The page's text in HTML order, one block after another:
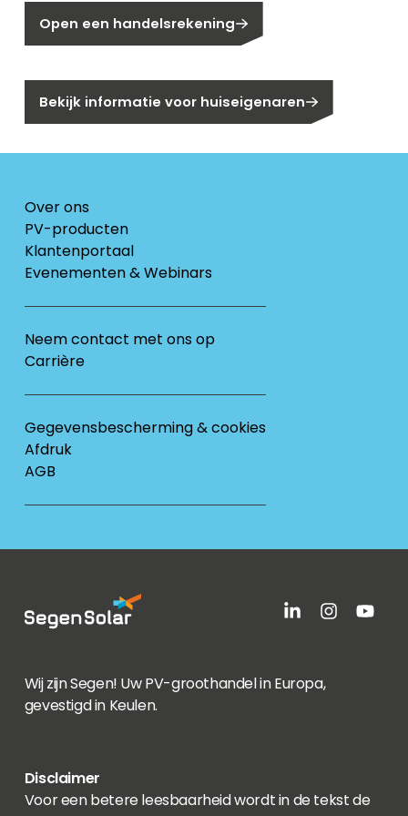
Open een handelsrekening
Bekijk informatie voor huiseigenaren
Over ons
PV-producten
Klantenportaal
Evenementen & Webinars
Neem contact met ons op
Carrière
Gegevensbescherming & cookies
Afdruk
AGB
Wij zijn Segen! Uw PV-groothandel in Europa,
gevestigd in Keulen.
Disclaimer
Voor een betere leesbaarheid wordt in de tekst de